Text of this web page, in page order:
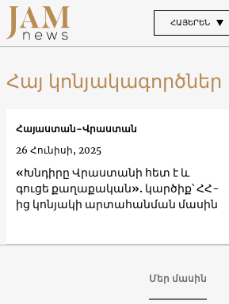
ՀԱՅԵՐԵՆ
Հայ կոնյակագործներ
«Խնդիրը Վրաստանի հետ է և
գուցե քաղաքական». կարծիք՝ ՀՀ-
ից կոնյակի արտահանման մասին
Հայաստան-Վրաստան
26 Հունիսի, 2025
Մեր մասին